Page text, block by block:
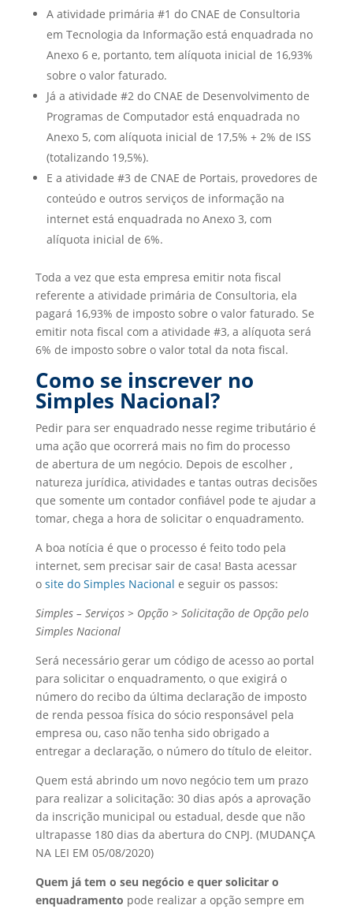
A atividade primária #1 do CNAE de Consultoria
em Tecnologia da Informação está enquadrada no
Anexo 6 e, portanto, tem alíquota inicial de 16,93%
sobre o valor faturado.
Já a atividade #2 do CNAE de Desenvolvimento de
Programas de Computador está enquadrada no
Anexo 5, com alíquota inicial de 17,5% + 2% de ISS
(totalizando 19,5%).
E a atividade #3 de CNAE de Portais, provedores de
conteúdo e outros serviços de informação na
internet está enquadrada no Anexo 3, com
alíquota inicial de 6%.
Toda a vez que esta empresa emitir nota fiscal
referente a atividade primária de Consultoria, ela
pagará 16,93% de imposto sobre o valor faturado. Se
emitir nota fiscal com a atividade #3, a alíquota será
6% de imposto sobre o valor total da nota fiscal.
Como se inscrever no
Simples Nacional?
Pedir para ser enquadrado nesse regime tributário é
uma ação que ocorrerá mais no fim do processo
de abertura de um negócio. Depois de escolher ,
natureza jurídica, atividades e tantas outras decisões
que somente um contador confiável pode te ajudar a
tomar, chega a hora de solicitar o enquadramento.
A boa notícia é que o processo é feito todo pela
internet, sem precisar sair de casa! Basta acessar
o site do Simples Nacional e seguir os passos:
Simples – Serviços > Opção > Solicitação de Opção pelo
Simples Nacional
Será necessário gerar um código de acesso ao portal
para solicitar o enquadramento, o que exigirá o
número do recibo da última declaração de imposto
de renda pessoa física do sócio responsável pela
empresa ou, caso não tenha sido obrigado a
entregar a declaração, o número do título de eleitor.
Quem está abrindo um novo negócio tem um prazo
para realizar a solicitação: 30 dias após a aprovação
da inscrição municipal ou estadual, desde que não
ultrapasse 180 dias da abertura do CNPJ. (MUDANÇA
NA LEI EM 05/08/2020)
Quem já tem o seu negócio e quer solicitar o
enquadramento pode realizar a opção sempre em